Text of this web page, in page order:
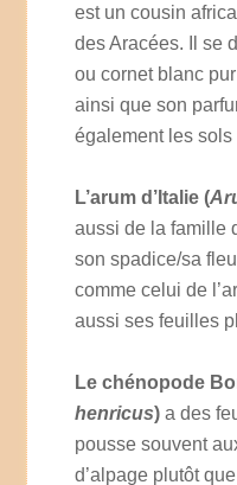
est un cousin
des Aracées. Il se
ou cornet blanc
ainsi que son
également les sols
L’arum d’Italie (
aussi de la famille
son spadice/sa
comme celui de
aussi ses feuilles
Le chénopode
henricus) a des
pousse souvent
d’alpage plutôt